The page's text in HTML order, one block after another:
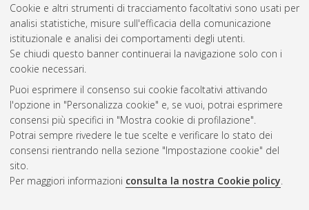
Cookie e altri strumenti di tracciamento facoltativi sono usati per
analisi statistiche, misure sull'efficacia della comunicazione
istituzionale e analisi dei comportamenti degli utenti.
Se chiudi questo banner continuerai la navigazione solo con i
cookie necessari.
Puoi esprimere il consenso sui cookie facoltativi attivando
l'opzione in "Personalizza cookie" e, se vuoi, potrai esprimere
consensi più specifici in "Mostra cookie di profilazione".
Potrai sempre rivedere le tue scelte e verificare lo stato dei
consensi rientrando nella sezione "Impostazione cookie" del
sito.
Per maggiori informazioni consulta la nostra Cookie policy.
Questa lista e' stata generata ilSat Aug 8 20:49:03 2026
Atom
Rss 1.0
Rss 2.0
ISSN: 2038-7946